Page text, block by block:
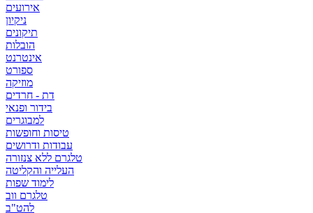
אירועים
ניקיון
תיקונים
הובלות
אינטרנט
ספורט
מוזיקה
דת - חרדים
בידור ופנאי
למבוגרים
טיסות וחופשות
עבודות ודרושים
טלגרם ללא צנזורה
העלייה והקליטה
לימוד שפות
טלגרם ווב
להט"ב